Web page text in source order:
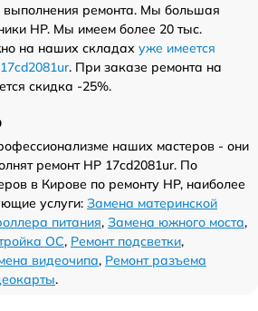
ремонта. Мы большая
HP. Мы имеем более 20 тыс.
на наших складах уже имеется
. При заказе ремонта на
скидка -25%.
наших мастеров - они
ремонт HP 17cd2081ur. По
в Кирове по ремонту HP, наиболее
услуги: Замена материнской
питания, Замена южного моста,
ОС, Ремонт подсветки,
видеочипа, Ремонт разъема
.